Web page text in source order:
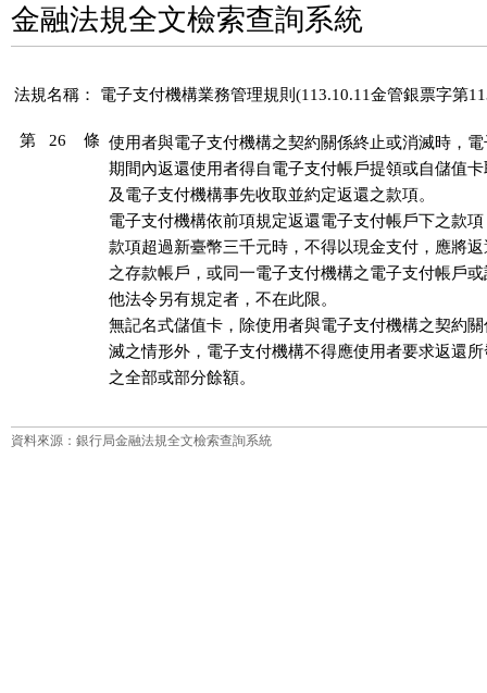
金融法規全文檢索查詢系統
法規名稱： 電子支付機構業務管理規則(113.10.11金管銀票字第
第 26 條 使用者與電子支付機構之契約關係終止或消滅時，
期間內返還使用者得自電子支付帳戶提領或自儲值
及電子支付機構事先收取並約定返還之款項。
電子支付機構依前項規定返還電子支付帳戶下之款
款項超過新臺幣三千元時，不得以現金支付，應將
之存款帳戶，或同一電子支付機構之電子支付帳戶
他法令另有規定者，不在此限。
無記名式儲值卡，除使用者與電子支付機構之契約
滅之情形外，電子支付機構不得應使用者要求返還
之全部或部分餘額。
資料來源：銀行局金融法規全文檢索查詢系統